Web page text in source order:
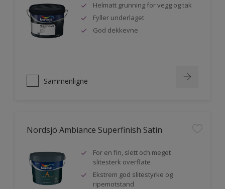
Helmatt grunning for vegg og tak
Fyller underlaget
God dekkevne
Sammenligne
Nordsjö Ambiance Superfinish Satin
For en fin, slett och meget
slitesterk overflate
Ekstrem god slitestyrke og
ripemotstand